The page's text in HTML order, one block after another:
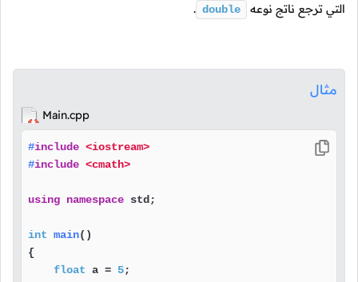
التي ترجع ناتج نوعه double
.
مثال
Main.cpp
#include <iostream>
#include <cmath>
using namespace std;
int main()
{
float a = 5;